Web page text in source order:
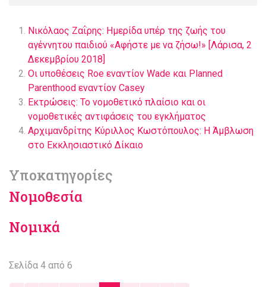
Νικόλαος Ζαΐρης: Ημερίδα υπέρ της ζωής του
αγέννητου παιδιού «Αφήστε με να ζήσω!» [Λάρισα, 2
Δεκεμβρίου 2018]
Οι υποθέσεις Roe εναντίον Wade και Planned
Parenthood εναντίον Casey
Εκτρώσεις: Το νομοθετικό πλαίσιο και οι
νομοθετικές αντιφάσεις του εγκλήματος
Αρχιμανδρίτης Κύριλλος Κωστόπουλος: H Άμβλωση
στο Εκκλησιαστικό Δίκαιο
Υποκατηγορίες
Νομοθεσία
Νομικά
Σελίδα 4 από 6